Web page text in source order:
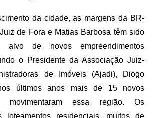
da cidade, as margens da BR-
de Fora e Matias Barbosa têm sido
de novos empreendimentos
o Presidente da Associação Juiz-
de Imóveis (Ajadi), Diogo
últimos anos mais de 15 novos
movimentaram essa região. Os
loteamentos residenciais, muitos de